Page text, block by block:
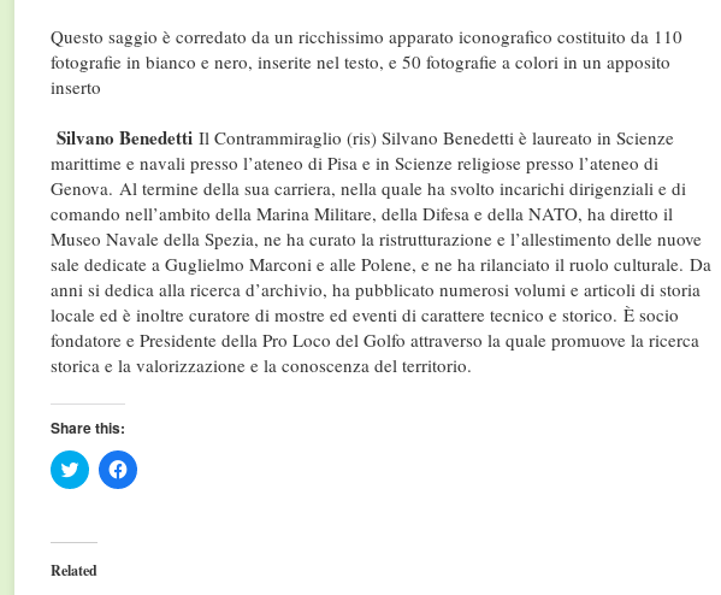
Questo saggio è corredato da un ricchissimo apparato iconografico costituito da 110
fotografie in bianco e nero, inserite nel testo, e 50 fotografie a colori in un apposito
inserto
Silvano Benedetti Il Contrammiraglio (ris) Silvano Benedetti è laureato in Scienze
marittime e navali presso l’ateneo di Pisa e in Scienze religiose presso l’ateneo di
Genova. Al termine della sua carriera, nella quale ha svolto incarichi dirigenziali e di
comando nell’ambito della Marina Militare, della Difesa e della NATO, ha diretto il
Museo Navale della Spezia, ne ha curato la ristrutturazione e l’allestimento delle nuove
sale dedicate a Guglielmo Marconi e alle Polene, e ne ha rilanciato il ruolo culturale. Da
anni si dedica alla ricerca d’archivio, ha pubblicato numerosi volumi e articoli di storia
locale ed è inoltre curatore di mostre ed eventi di carattere tecnico e storico. È socio
fondatore e Presidente della Pro Loco del Golfo attraverso la quale promuove la ricerca
storica e la valorizzazione e la conoscenza del territorio.
Share this:
Click
to
(Opens
in
new
Click
to
Related